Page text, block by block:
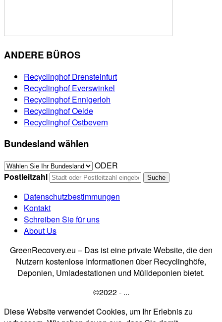
ANDERE BÜROS
Recyclinghof Drensteinfurt
Recyclinghof Everswinkel
Recyclinghof Ennigerloh
Recyclinghof Oelde
Recyclinghof Ostbevern
Bundesland wählen
ODER
Postleitzahl
Datenschutzbestimmungen
Kontakt
Schreiben Sie für uns
About Us
GreenRecovery.eu – Das ist eine private Website, die den
Nutzern kostenlose Informationen über Recyclinghöfe,
Deponien, Umladestationen und Mülldeponien bietet.
©2022 - ...
Diese Website verwendet Cookies, um Ihr Erlebnis zu